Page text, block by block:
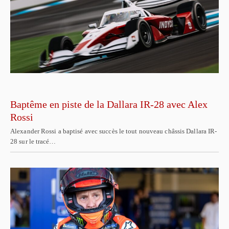
Baptême en piste de la Dallara IR-28 avec Alex
Rossi
Alexander Rossi a baptisé avec succès le tout nouveau châssis Dallara IR-
28 sur le tracé…